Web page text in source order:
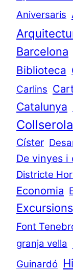
Aniversaris
Barcelona
Biblioteca
Carlins
Catalunya
Collserola
Císter
De vinyes i
Districte
Economia
Excursions
Font
granja vella
Guinardó